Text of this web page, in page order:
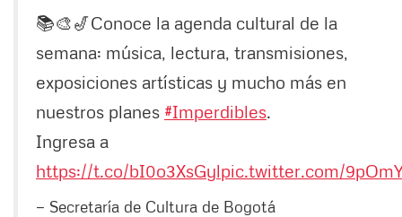
📚🎨🎷Conoce la agenda cultural de la
semana: música, lectura, transmisiones,
exposiciones artísticas y mucho más en
nuestros planes #Imperdibles.
Ingresa a
https://t.co/bI0o3XsGylpic.twitter.com/
— Secretaría de Cultura de Bogotá